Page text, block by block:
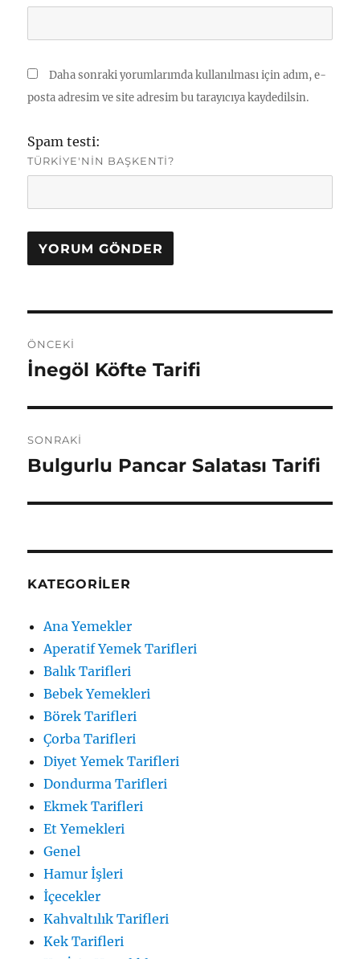
Daha sonraki yorumlarımda kullanılması için adım, e-
posta adresim ve site adresim bu tarayıcıya kaydedilsin.
Spam testi:
TÜRKIYE'NIN BAŞKENTI?
gezinmesi
ÖNCEKI
Önceki
İnegöl Köfte Tarifi
SONRAKI
Sonraki
Bulgurlu Pancar Salatası Tarifi
KATEGORILER
Ana Yemekler
Aperatif Yemek Tarifleri
Balık Tarifleri
Bebek Yemekleri
Börek Tarifleri
Çorba Tarifleri
Diyet Yemek Tarifleri
Dondurma Tarifleri
Ekmek Tarifleri
Et Yemekleri
Genel
Hamur İşleri
İçecekler
Kahvaltılık Tarifleri
Kek Tarifleri